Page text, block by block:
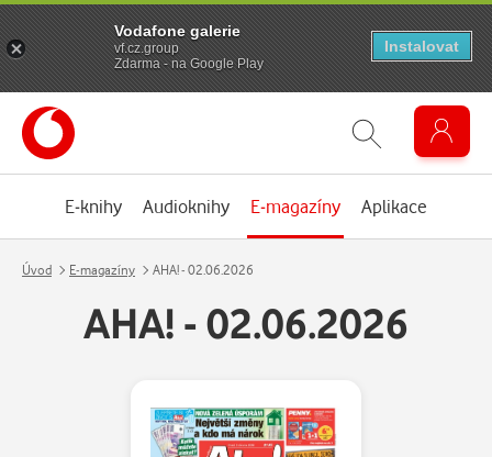
E-knihy Audioknihy E-magazíny Aplikace
Úvod E-magazíny AHA! - 02.06.2026
AHA! - 02.06.2026
Vodafone galerie
vf.cz.group
Zdarma - na Google Play
Instalovat